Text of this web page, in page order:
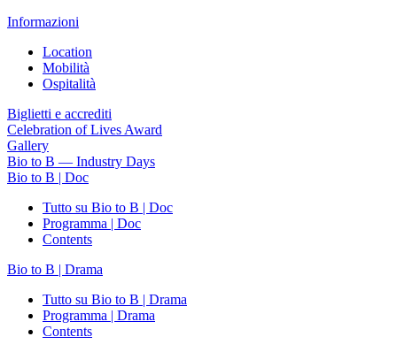
Informazioni
Location
Mobilità
Ospitalità
Biglietti e accrediti
Celebration of Lives Award
Gallery
Bio to B — Industry Days
Bio to B | Doc
Tutto su Bio to B | Doc
Programma | Doc
Contents
Bio to B | Drama
Tutto su Bio to B | Drama
Programma | Drama
Contents